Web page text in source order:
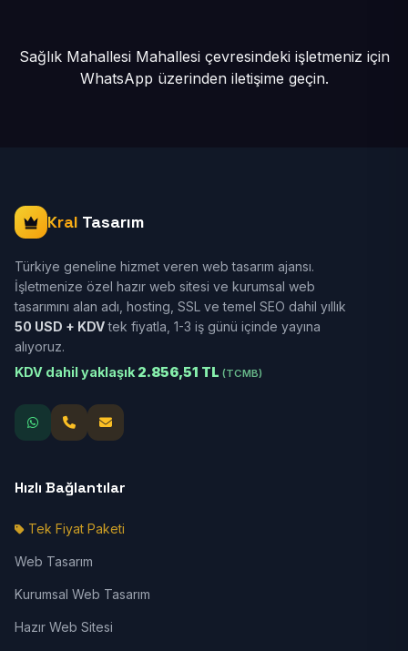
Sağlık Mahallesi Mahallesi çevresindeki işletmeniz için
WhatsApp üzerinden iletişime geçin.
Kral Tasarım
Türkiye geneline hizmet veren web tasarım ajansı.
İşletmenize özel hazır web sitesi ve kurumsal web
tasarımını alan adı, hosting, SSL ve temel SEO dahil yıllık
50 USD + KDVtek fiyatla, 1-3 iş günü içinde yayına
alıyoruz.
KDV dahil yaklaşık 2.856,51 TL (TCMB)
Hızlı Bağlantılar
Tek Fiyat Paketi
Web Tasarım
Kurumsal Web Tasarım
Hazır Web Sitesi